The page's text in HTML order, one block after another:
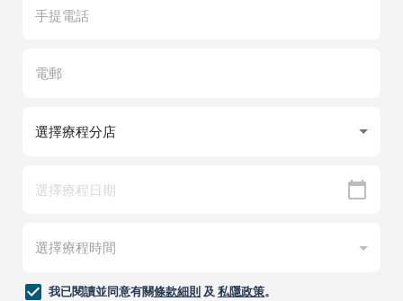
我已閱讀並同意有關條款細則及 私隱政策。